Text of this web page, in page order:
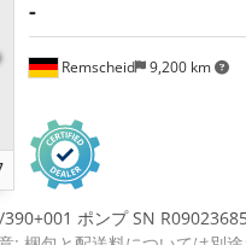
Remscheid 9,200 km
-
ポンプ SN